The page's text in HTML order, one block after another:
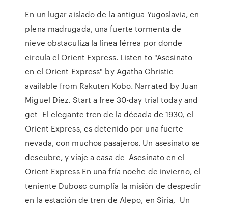
En un lugar aislado de la antigua Yugoslavia, en
plena madrugada, una fuerte tormenta de
nieve obstaculiza la línea férrea por donde
circula el Orient Express. Listen to "Asesinato
en el Orient Express" by Agatha Christie
available from Rakuten Kobo. Narrated by Juan
Miguel Díez. Start a free 30-day trial today and
get El elegante tren de la década de 1930, el
Orient Express, es detenido por una fuerte
nevada, con muchos pasajeros. Un asesinato se
descubre, y viaje a casa de Asesinato en el
Orient Express En una fría noche de invierno, el
teniente Dubosc cumplía la misión de despedir
en la estación de tren de Alepo, en Siria, Un